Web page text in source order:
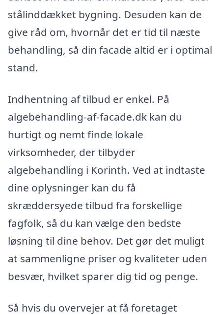
stålinddækket bygning. Desuden kan de
give råd om, hvornår det er tid til næste
behandling, så din facade altid er i optimal
stand.
Indhentning af tilbud er enkel. På
algebehandling-af-facade.dk kan du
hurtigt og nemt finde lokale
virksomheder, der tilbyder
algebehandling i Korinth. Ved at indtaste
dine oplysninger kan du få
skræddersyede tilbud fra forskellige
fagfolk, så du kan vælge den bedste
løsning til dine behov. Det gør det muligt
at sammenligne priser og kvaliteter uden
besvær, hvilket sparer dig tid og penge.
Så hvis du overvejer at få foretaget